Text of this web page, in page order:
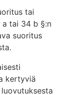
tai
tai 34 b §:n
suoritus
kertyviä